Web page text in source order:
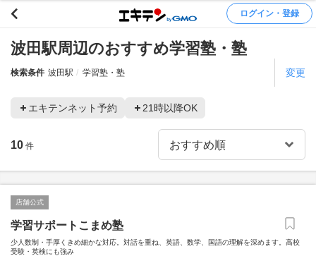
ログイン・登録
波田駅周辺のおすすめ学習塾・塾
検索条件 波田駅 学習塾・塾 変更
エキテンネット予約 21時以降OK
10 件
店舗公式
学習サポートこまめ塾
少人数制・手厚くきめ細かな対応。対話を重ね、英語、数学、国語の理解を深めます。高校
受験・英検にも強み